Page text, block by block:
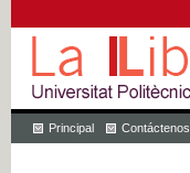
Principal Contáctenos